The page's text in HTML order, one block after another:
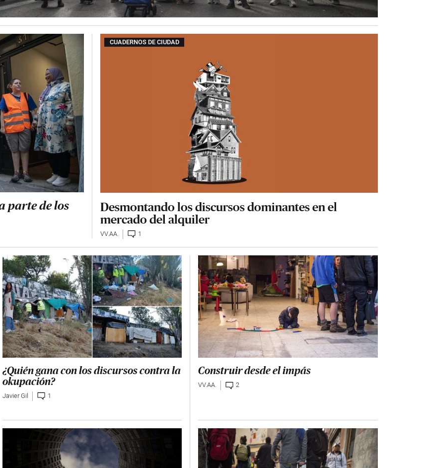
parte de los
CUADERNOS DE CIUDAD
Desmontando los discursos dominantes en el
mercado del alquiler
VV.AA. 1
¿Quién gana con los discursos contra la
okupación?
Javier Gil 1
Construir desde el impás
VV.AA. 2